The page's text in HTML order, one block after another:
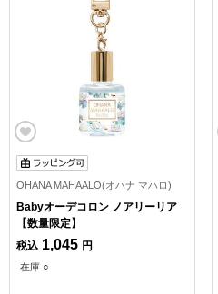
OHANA MAHAALO(オハナ マハロ)
Babyオーデコロン ノアリーリア
【数量限定】
税込 1,045 円
在庫 ○